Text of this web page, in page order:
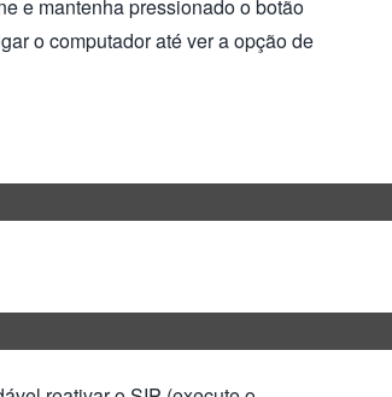
e mantenha pressionado o botão
o computador até ver a opção de